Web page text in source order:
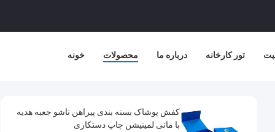
خونه محصولات درباره ما تور کارخانه
کفش پوشاک بسته بندی پیراهن تاشو جعبه هدیه
با ماتی لمینیشن چاپ دستکاری